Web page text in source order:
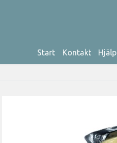
Start Kontakt Hjälp